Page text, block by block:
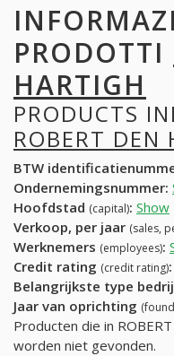
PRODOTTI
HARTIGH
PRODUCTS
ROBERT DEN
BTW
Ondernemingsnummer:
Hoofdstad (capital): Show
Verkoop, per jaar (sales,
Werknemers (employees):
Credit rating (credit rating):
Belangrijkste type
Jaar van oprichting
Producten die in
worden niet gevonden.